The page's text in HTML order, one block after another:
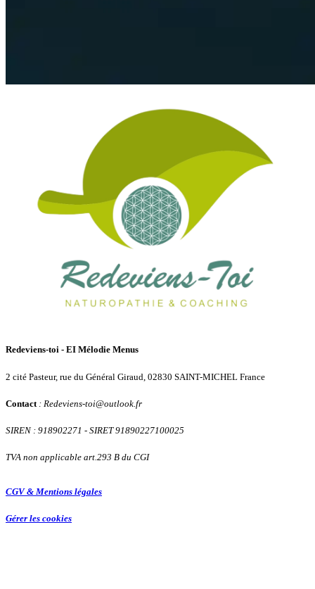
Redeviens-toi - EI Mélodie Menus
2 cité Pasteur, rue du Général Giraud, 02830 SAINT-MICHEL France
Contact : Redeviens-toi@outlook.fr
SIREN : 918902271 - SIRET 91890227100025
TVA non applicable art.293 B du CGI
CGV & Mentions légales
Gérer les cookies